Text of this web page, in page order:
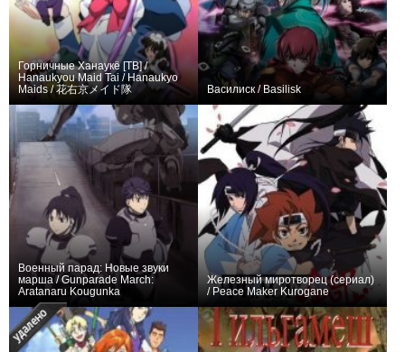
Горничные Ханаукё [ТВ] /
Hanaukyou Maid Tai / Hanaukyo
Maids / 花右京メイド隊
Василиск / Basilisk
Военный парад: Новые звуки
марша / Gunparade March:
Aratanaru Kougunka
0 12
Железный миротворец (сериал)
/ Peace Maker Kurogane